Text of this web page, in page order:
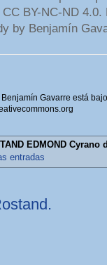
BY-NC-ND
by Benjamín
Gavarre está
EDMOND Cyrano
entradas